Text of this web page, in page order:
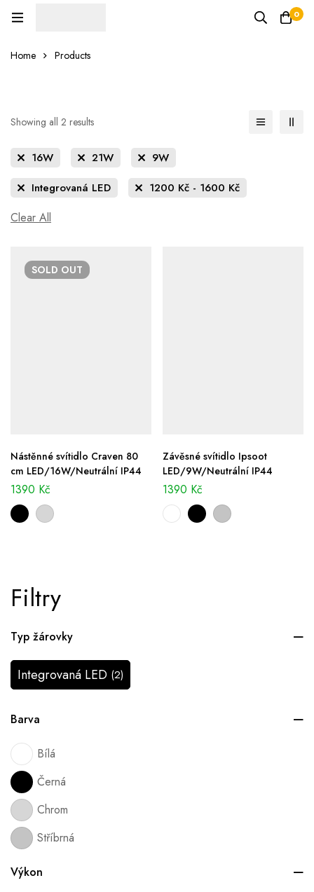
0
Home Products
Filtry
Typ žárovky
Integrovaná LED (2)
Barva
Bílá
Černá
Chrom
Stříbrná
Výkon
Showing all 2 results
16W 21W
9W
Integrovaná LED
1200 Kč - 1600 Kč
Clear All
SOLD OUT
Nástěnné svítidlo Craven 80
cm LED/16W/Neutrální IP44
1390 Kč
Závěsné svítidlo Ipsoot
LED/9W/Neutrální IP44
1390 Kč